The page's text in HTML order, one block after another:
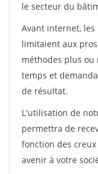
le secteur du
Avant internet,
limitaient aux
méthodes plus
temps et
de résultat.
L'utilisation de
permettra de
fonction des
avenir à votre